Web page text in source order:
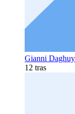
Gianni
12 tras